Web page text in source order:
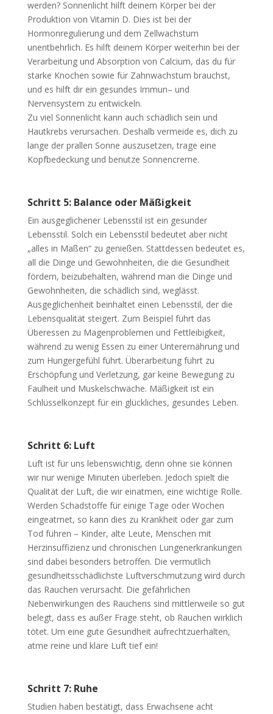
werden? Sonnenlicht hilft deinem Körper bei der
Produktion von Vitamin D. Dies ist bei der
Hormonregulierung und dem Zellwachstum
unentbehrlich. Es hilft deinem Körper weiterhin bei der
Verarbeitung und Absorption von Calcium, das du für
starke Knochen sowie für Zahnwachstum brauchst,
und es hilft dir ein gesundes Immun– und
Nervensystem zu entwickeln.
Zu viel Sonnenlicht kann auch schädlich sein und
Hautkrebs verursachen. Deshalb vermeide es, dich zu
lange der prallen Sonne auszusetzen, trage eine
Kopfbedeckung und benutze Sonnencreme.
Schritt 5: Balance oder Mäßigkeit
Ein ausgeglichener Lebensstil ist ein gesunder
Lebensstil. Solch ein Lebensstil bedeutet aber nicht
„alles in Maßen“ zu genießen. Stattdessen bedeutet es,
all die Dinge und Gewohnheiten, die die Gesundheit
fördern, beizubehalten, während man die Dinge und
Gewohnheiten, die schädlich sind, weglässt.
Ausgeglichenheit beinhaltet einen Lebensstil, der die
Lebensqualität steigert. Zum Beispiel führt das
Überessen zu Magenproblemen und Fettleibigkeit,
während zu wenig Essen zu einer Unterernährung und
zum Hungergefühl führt. Überarbeitung führt zu
Erschöpfung und Verletzung, gar keine Bewegung zu
Faulheit und Muskelschwäche. Mäßigkeit ist ein
Schlüsselkonzept für ein glückliches, gesundes Leben.
Schritt 6: Luft
Luft ist für uns lebenswichtig, denn ohne sie können
wir nur wenige Minuten überleben. Jedoch spielt die
Qualität der Luft, die wir einatmen, eine wichtige Rolle.
Werden Schadstoffe für einige Tage oder Wochen
eingeatmet, so kann dies zu Krankheit oder gar zum
Tod führen – Kinder, alte Leute, Menschen mit
Herzinsuffizienz und chronischen Lungenerkrankungen
sind dabei besonders betroffen. Die vermutlich
gesundheitsschädlichste Luftverschmutzung wird durch
das Rauchen verursacht. Die gefährlichen
Nebenwirkungen des Rauchens sind mittlerweile so gut
belegt, dass es außer Frage steht, ob Rauchen wirklich
tötet. Um eine gute Gesundheit aufrechtzuerhalten,
atme reine und klare Luft tief ein!
Schritt 7: Ruhe
Studien haben bestätigt, dass Erwachsene acht